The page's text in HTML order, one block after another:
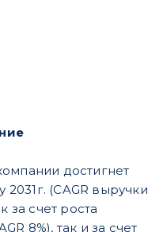
достигнет
2031г. (CAGR выручки
за счет роста
8%), так и за счет